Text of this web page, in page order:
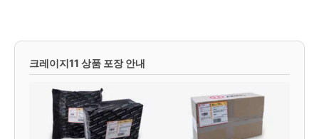
크레이지11 상품 포장 안내